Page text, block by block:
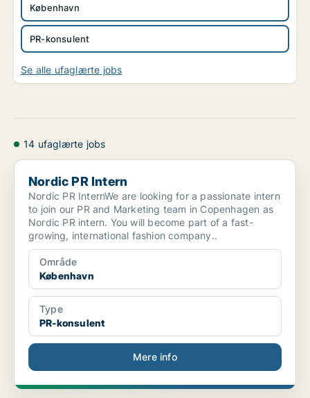
PR-konsulent
København
Se alle ufaglærte jobs
14 ufaglærte jobs
Nordic PR Intern
Nordic PR Intern
Nordic PR InternWe are looking for a passionate intern
to join our PR and Marketing team in Copenhagen as
Nordic PR intern. You will become part of a fast-
growing, international fashion company..
Område
København
Type
PR-konsulent
Mere info